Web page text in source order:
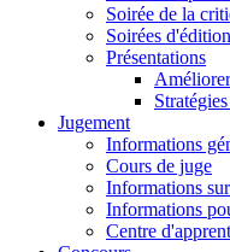
Soirée de la
Soirées
Présentations
Jugement
Informations
Cours de juge
Informations
Informations
Centre